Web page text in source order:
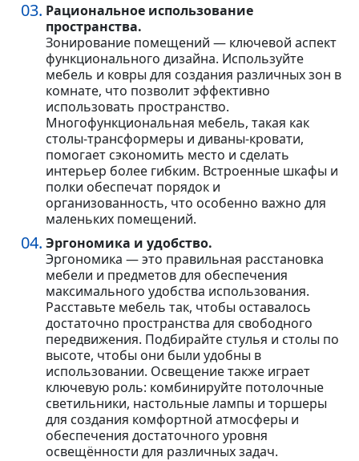
Рациональное использование
пространства.
Зонирование помещений — ключевой аспект
функционального дизайна. Используйте
мебель и ковры для создания различных зон в
комнате, что позволит эффективно
использовать пространство.
Многофункциональная мебель, такая как
столы-трансформеры и диваны-кровати,
помогает сэкономить место и сделать
интерьер более гибким. Встроенные шкафы и
полки обеспечат порядок и
организованность, что особенно важно для
маленьких помещений.
Эргономика и удобство.
Эргономика — это правильная расстановка
мебели и предметов для обеспечения
максимального удобства использования.
Расставьте мебель так, чтобы оставалось
достаточно пространства для свободного
передвижения. Подбирайте стулья и столы по
высоте, чтобы они были удобны в
использовании. Освещение также играет
ключевую роль: комбинируйте потолочные
светильники, настольные лампы и торшеры
для создания комфортной атмосферы и
обеспечения достаточного уровня
освещённости для различных задач.